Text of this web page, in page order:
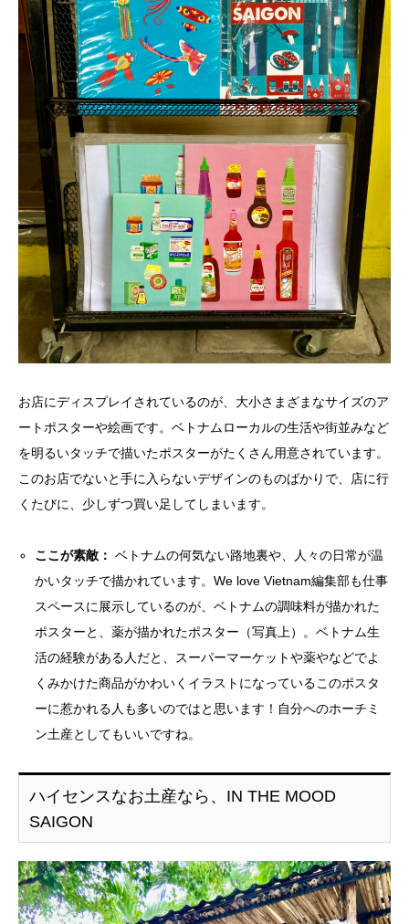
お店にディスプレイされているのが、大小さまざまなサイズのア
ートポスターや絵画です。ベトナムローカルの生活や街並みなど
を明るいタッチで描いたポスターがたくさん用意されています。
このお店でないと手に入らないデザインのものばかりで、店に行
くたびに、少しずつ買い足してしまいます。
ここが素敵： ベトナムの何気ない路地裏や、人々の日常が温
かいタッチで描かれています。We love Vietnam編集部も仕事
スペースに展示しているのが、ベトナムの調味料が描かれた
ポスターと、薬が描かれたポスター（写真上）。ベトナム生
活の経験がある人だと、スーパーマーケットや薬やなどでよ
くみかけた商品がかわいくイラストになっているこのポスタ
ーに惹かれる人も多いのではと思います！自分へのホーチミ
ン土産としてもいいですね。
ハイセンスなお土産なら、IN THE MOOD
SAIGON